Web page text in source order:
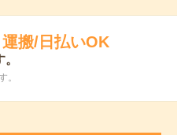
搬/日払いOK
。